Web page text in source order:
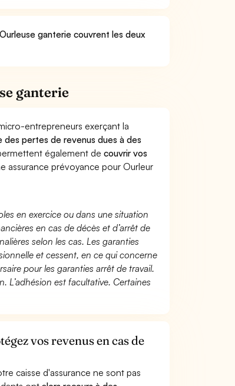
ganterie couvrent les deux
ganterie
entrepreneurs exerçant la
des pertes de revenus dues à des
également decouvrir vos
assurance prévoyance pour Ourleur
en exercice ou dans une situation
en cas de décès et d’arrêt de
selon les cas. Les garanties
et cessent, en ce qui concerne
pour les garanties arrêt de travail.
L’adhésion est facultative. Certaines
vos revenus en cas de
caisse d'assurance ne sont pas